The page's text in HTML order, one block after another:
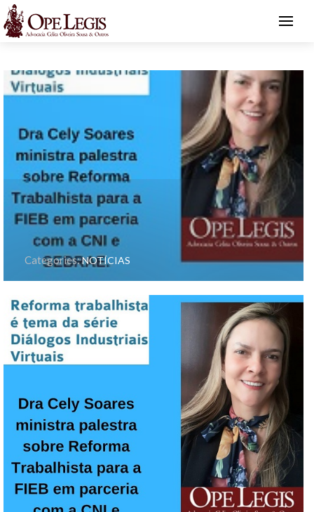
Categories:NOTÍCIAS